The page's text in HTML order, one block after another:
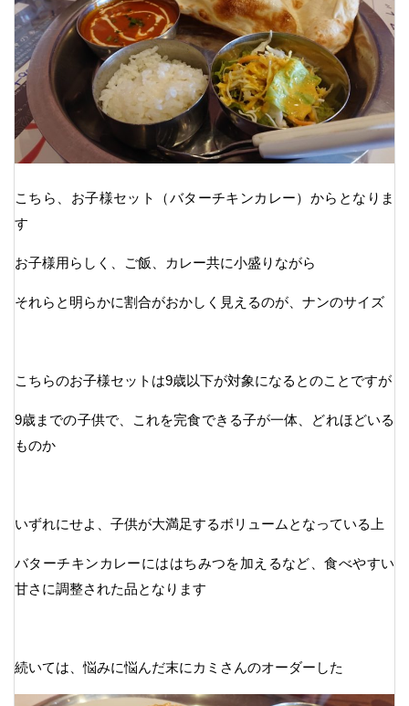
こちら、お子様セット（バターチキンカレー）からとなりま
す
お子様用らしく、ご飯、カレー共に小盛りながら
それらと明らかに割合がおかしく見えるのが、ナンのサイズ
こちらのお子様セットは9歳以下が対象になるとのことですが
9歳までの子供で、これを完食できる子が一体、どれほどいる
ものか
いずれにせよ、子供が大満足するボリュームとなっている上
バターチキンカレーにははちみつを加えるなど、食べやすい
甘さに調整された品となります
続いては、悩みに悩んだ末にカミさんのオーダーした